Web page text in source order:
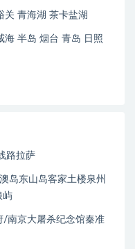
关 青海湖 茶卡盐湖
海 半岛 烟台 青岛 日照
路拉萨
岛东山岛客家土楼泉州
屿
/南京大屠杀纪念馆秦准